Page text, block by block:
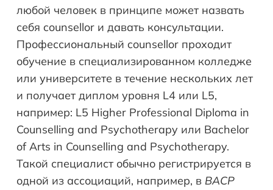
любой человек в принципе может назвать
себя counsellor и давать консультации.
Профессиональный counsellor проходит
обучение в специализированном колледже
или университете в течение нескольких лет
и получает диплом уровня L4 или L5,
например: L5 Higher Professional Diploma in
Counselling and Psychotherapy или Bachelor
of Arts in Counselling and Psychotherapy.
Такой специалист обычно регистрируется в
одной из ассоциаций, например, в BACP